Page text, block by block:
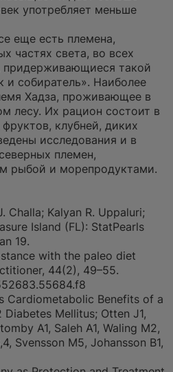
употребляет меньше
еще есть племена,
частях света, во всех
придерживающиеся такой
и собиратель». Наиболее
Хадза, проживающее в
лесу. Их рацион состоит в
клубней, диких
исследования и в
племен,
рыбой и морепродуктами.
Challa; Kalyan R. Uppaluri;
Island (FL): StatPearls
19.
with the paleo diet
44(2), 49–55.
Cardiometabolic Benefits of a
Mellitus; Otten J1,
A1, Saleh A1, Waling M2,
Svensson M5, Johansson B1,